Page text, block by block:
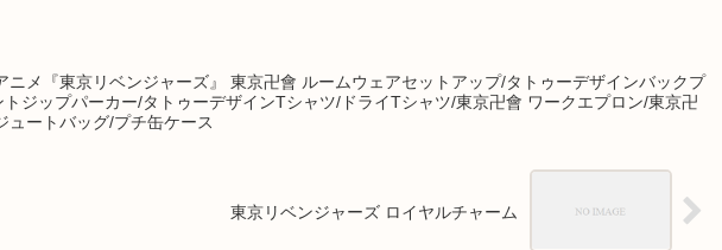
ニメ『東京リベンジャーズ』 東京卍會 ルームウェアセットアップ/タトゥーデザインバックプ
トジップパーカー/タトゥーデザインTシャツ/ドライTシャツ/東京卍會 ワークエプロン/東京卍
ュートバッグ/プチ缶ケース
東京リベンジャーズ ロイヤルチャーム